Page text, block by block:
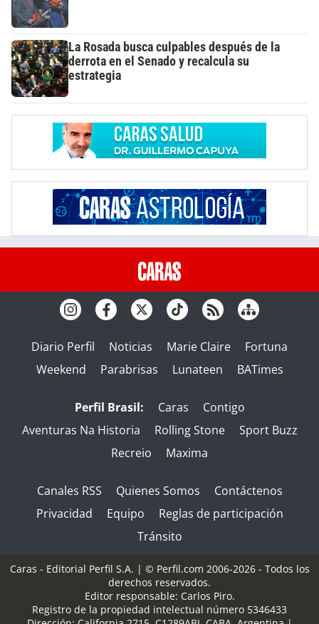
La Rosada busca culpables después de la
derrota en el Senado y recalcula su
estrategia
Diario Perfil Noticias Marie Claire
Fortuna
Weekend
Parabrisas Lunateen BATimes
Perfil Brasil: Caras
Contigo
Aventuras Na Historia
Rolling Stone
Sport Buzz
Recreio
Maxima
Canales RSS Quienes Somos
Contáctenos
Privacidad
Equipo
Reglas de participación
Tránsito
Caras - Editorial Perfil S.A. | © Perfil.com 2006-2026 - Todos los
derechos reservados.
Editor responsable: Carlos Piro.
Registro de la propiedad intelectual número 5346433